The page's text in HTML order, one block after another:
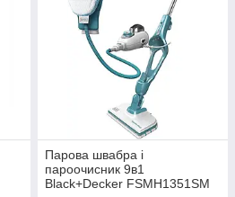
Парова швабра і
пароочисник 9в1
Black+Decker FSMH1351SM